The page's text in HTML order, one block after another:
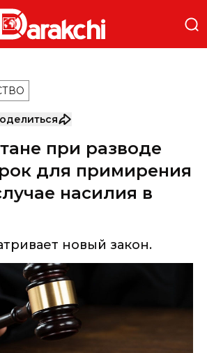
при разводе
для примирения
насилия в
новый закон.